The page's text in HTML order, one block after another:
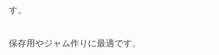
す。
保存用やジャム作りに最適です。